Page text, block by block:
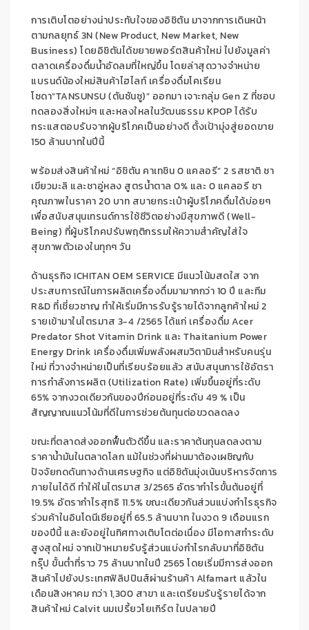
การเติบโตอย่างน่าประทับใจของอิชิตัน มาจากการเดินหน้า
ตามกลยุทธ์3N(New Product, New Market, New
Business) โดยอิชิตันได้ขยายพอร์ตสินค้าใหม่ ไปยังมูลค่า
ตลาดเครื่องดื่มน้ำอัดลมที่ใหญ่ขึ้น โดยล่าสุดวางจำหน่าย
แบรนด์น้องใหม่สินค้าไฮไลท์ เครื่องดื่มโคเรียน
โซดา“TANSUNSU (ตันซันซู)” ออกมา เจาะกลุ่มGen Z ที่ชอบ
ทดลองสิ่งใหม่ๆ และหลงใหลในวัฒนธรรมKPOPได้รับ
กระแสตอบรับจากผู้บริโภคเป็นอย่างดี ตั้งเป้ามุ่งสู่ยอดขาย
150 ล้านบาทในปีนี้
พร้อมส่งสินค้าใหม่“อิชิตัน คาเทชิน0 แคลอรี”2 รสชาติ ชา
เขียวมะลิ และชาอู่หลง สูตรน้ำตาล 0% และ0 แคลอรี ชา
คุณภาพในราคา20 บาท สบายกระเป๋าผู้บริโภคดื่มได้บ่อยๆ
เพื่อสนับสนุนเทรนด์การใช้ชีวิตอย่างมีสุขภาพดี (Well-
Being) ที่ผู้บริโภคปรับพฤติกรรมให้ความสำคัญใส่ใจ
สุขภาพตัวเองในทุกๆวัน
ด้านธุรกิจICHITAN OEM SERVICE มีแนวโน้มสดใส จาก
ประสบการณ์ในการผลิตเครื่องดื่มมามากกว่า10 ปี และทีม
R&D ที่เชี่ยวชาญ ทำให้เริ่มมีการรับรู้รายได้จากลูกค้าใหม่2
รายเข้ามาในไตรมาส 3-4/2565ได้แก่ เครื่องดื่มAcer
Predator Shot Vitamin Drink และThaitaniumPower
Energy Drink เครื่องดื่มเพิ่มพลังผสมวิตามินสำหรับคนรุ่น
ใหม่ ที่วางจำหน่ายเป็นที่เรียบร้อยแล้ว สนับสนุนการใช้อัตรา
การกำลังการผลิต (Utilization Rate) เพิ่มขึ้นอยู่ที่ระดับ
65% จากงวดเดียวกันของปีก่อนอยู่ที่ระดับ 49% เป็น
สัญญาณแนวโน้มที่ดีในการช่วยต้นทุนต่อขวดลดลง
ขณะที่ตลาดส่งออกฟื้นตัวดีขึ้น และราคาต้นทุนลดลงตาม
ราคาน้ำมันในตลาดโลก แม้ในช่วงที่ผ่านมาต้องเผชิญกับ
ปัจจัยกดดันทางด้านเศรษฐกิจ แต่อิชิตันมุ่งเน้นบริหารจัดการ
ภายในได้ดี ทำให้ในไตรมาส 3/2565 อัตรากำไรขั้นต้นอยู่ที่
19.5% อัตรากำไรสุทธิ 11.5% ขณะเดียวกันส่วนแบ่งกำไรธุรกิจ
ร่วมค้าในอินโดนีเซียอยู่ที่65.5 ล้านบาท ในงวด9 เดือนแรก
ของปีนี้ และยังอยู่ในทิศทางเติบโตต่อเนื่อง มีโอกาสทำระดับ
สูงสุดใหม่ จากเป้าหมายรับรู้ส่วนแบ่งกำไรกลับมาที่อิชิตัน
กรุ๊ป ขั้นต่ำที่ราว75 ล้านบาทในปี 2565โดยเริ่มมีการส่งออก
สินค้าไปยังประเทศฟิลิปปินส์ผ่านร้านค้าAlfamart แล้วใน
เดือนสิงหาคม กว่า1,300 สาขา และเตรียมรับรู้รายได้จาก
สินค้าใหม่Calvit นมเปรี้ยวโยเกิร์ตในปลายปี